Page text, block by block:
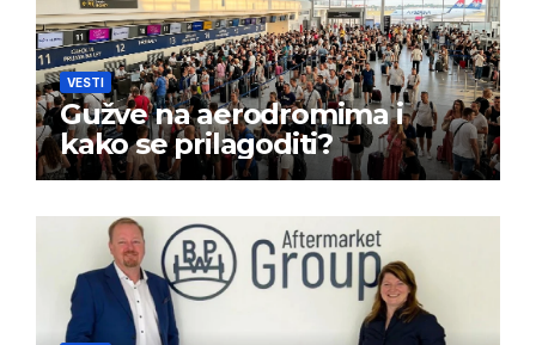
VESTI
Gužve na aerodromima i
kako se prilagoditi?